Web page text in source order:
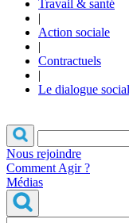
Travail & santé
|
Action sociale
|
Contractuels
|
Le dialogue
Nous rejoindre
Comment Agir ?
Médias